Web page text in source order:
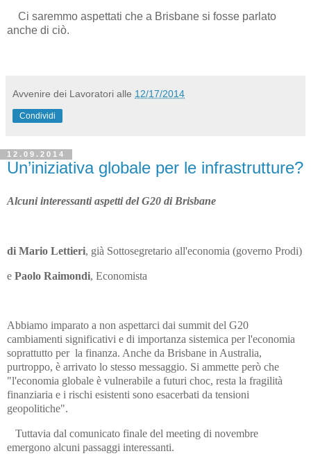
Ci saremmo aspettati che a Brisbane si fosse parlato
anche di ciò.
Avvenire dei Lavoratori alle 12/17/2014
Condividi
12.09.2014
Un’iniziativa globale per le infrastrutture?
Alcuni interessanti aspetti del G20 di Brisbane
di Mario Lettieri, già Sottosegretario all'economia (governo Prodi)
e Paolo Raimondi, Economista
Abbiamo imparato a non aspettarci dai summit del G20
cambiamenti significativi e di importanza sistemica per l'economia
soprattutto per la finanza. Anche da Brisbane in Australia,
purtroppo, è arrivato lo stesso messaggio. Si ammette però che
"l'economia globale è vulnerabile a futuri choc, resta la fragilità
finanziaria e i rischi esistenti sono esacerbati da tensioni
geopolitiche".
Tuttavia dal comunicato finale del meeting di novembre
emergono alcuni passaggi interessanti.